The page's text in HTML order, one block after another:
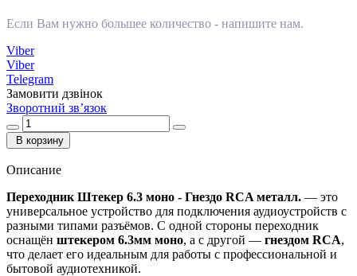
Если Вам нужно большее количество - напишите нам.
Viber
Viber
Telegram
Замовити дзвінок
Зворотний зв’язок
В корзину
Описание
Переходник Штекер 6.3 моно - Гнездо RCA металл. — это
универсальное устройство для подключения аудиоустройств с
разными типами разъёмов. С одной стороны переходник
оснащён штекером 6.3мм моно, а с другой — гнездом RCA,
что делает его идеальным для работы с профессиональной и
бытовой аудиотехникой.